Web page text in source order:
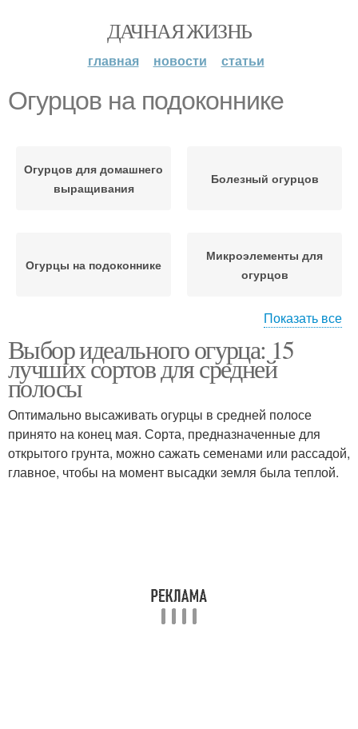
ДАЧНАЯ ЖИЗНЬ
главная новости статьи
Огурцов на подоконнике
Огурцов для домашнего
выращивания
Болезный огурцов
Огурцы на подоконнике
Микроэлементы для
огурцов
Ранние огурцовы
Показать все
Выбор идеального огурца: 15
лучших сортов для средней
полосы
Оптимально высаживать огурцы в средней полосе
принято на конец мая. Сорта, предназначенные для
открытого грунта, можно сажать семенами или рассадой,
главное, чтобы на момент высадки земля была теплой.